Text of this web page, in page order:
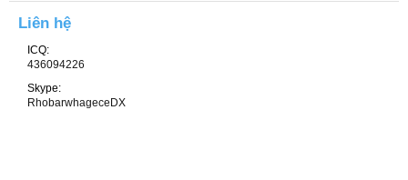
Liên hệ
ICQ
436094226
Skype
RhobarwhageceDX